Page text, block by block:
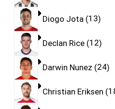
Diogo Jota 13
Declan Rice 12
Darwin Nunez 24
Christian Eriksen